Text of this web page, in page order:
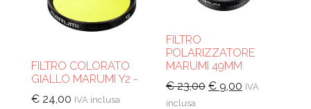
FILTRO COLORATO
GIALLO MARUMI Y2 -
€ 24,00 IVA inclusa
FILTRO
POLARIZZATORE
MARUMI 49MM
€23,00 Il
€ 9,00 IlIVA
inclusa